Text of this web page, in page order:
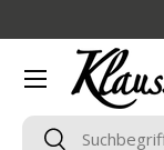
Direkt zum
Suchen
Suchen
Menü